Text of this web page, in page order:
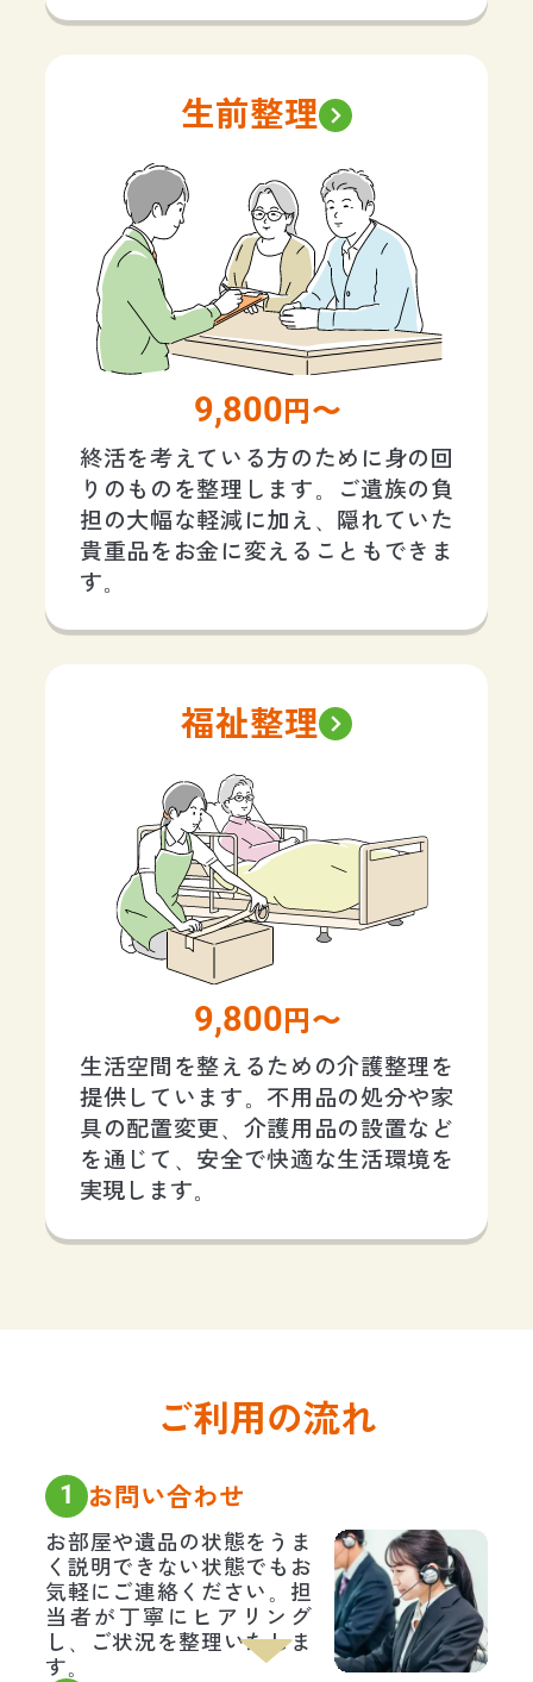
生前整理
9,800 円〜
終活を考えている方のために身の回
りのものを整理します。ご遺族の負
担の大幅な軽減に加え、隠れていた
貴重品をお金に変えることもできま
す。
福祉整理
9,800 円〜
生活空間を整えるための介護整理を
提供しています。不用品の処分や家
具の配置変更、介護用品の設置など
を通じて、安全で快適な生活環境を
実現します。
ご利用の流れ
1 お問い合わせ
お部屋や遺品の状態をうま
く説明できない状態でもお
気軽にご連絡ください。担
当者が丁寧にヒアリング
し、ご状況を整理いたしま
す。